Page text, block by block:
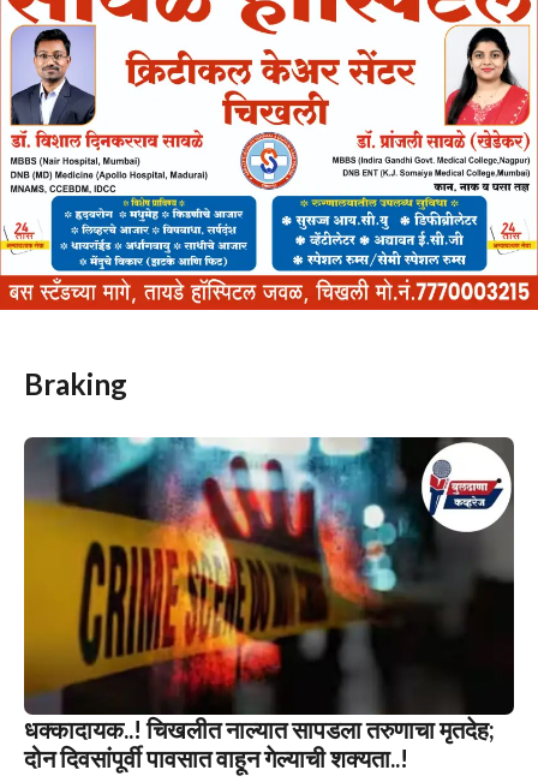
Braking
धक्कादायक..! चिखलीत नाल्यात सापडला तरुणाचा मृतदेह;
दोन दिवसांपूर्वी पावसात वाहून गेल्याची शक्यता..!